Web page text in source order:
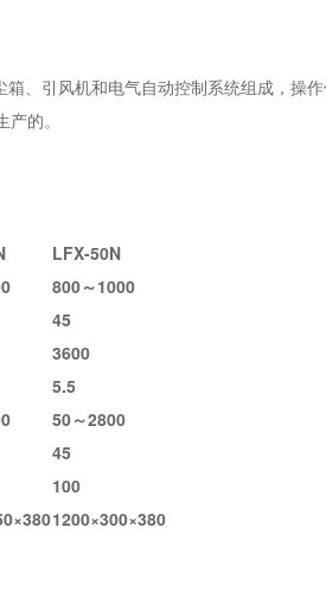
、引风机和电气自动控制系统组成，操
的。
LFX-50N
800～1000
45
3600
5.5
50～2800
45
100
1200×300×380